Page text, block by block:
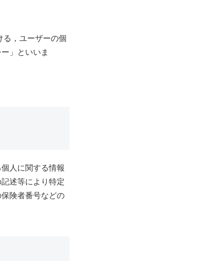
る，ユーザーの個
」といいま
人に関する情報
述等により特定
険者番号などの